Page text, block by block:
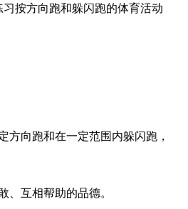
按方向跑和躲闪跑的体育活动
向跑和在一定范围内躲闪跑，
互相帮助的品德。